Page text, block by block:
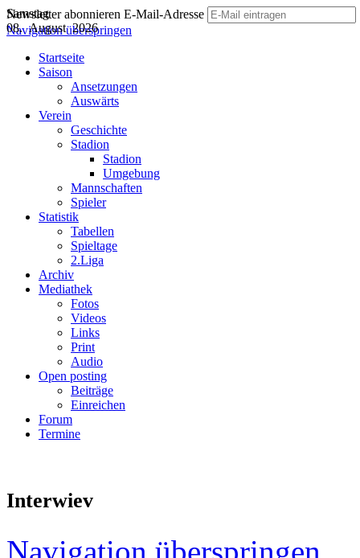
Samstag
08. August 2026
Newsletter abonnieren E-Mail-Adresse
Navigation überspringen
Startseite
Saison
Ansetzungen
Auswärts
Verein
Geschichte
Stadion
Stadion
Umgebung
Mannschaften
Spieler
Statistik
Tabellen
Spieltage
2.Liga
Archiv
Mediathek
Fotos
Videos
Links
Print
Audio
Open posting
Beiträge
Einreichen
Forum
Termine
Interwiev